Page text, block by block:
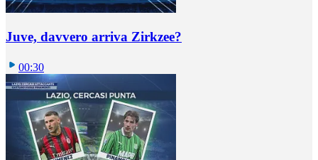
Juve, davvero arriva Zirkzee?
00:30